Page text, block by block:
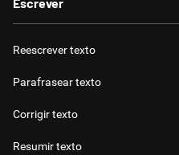
Reescrever texto
Parafrasear texto
Corrigir texto
Resumir texto